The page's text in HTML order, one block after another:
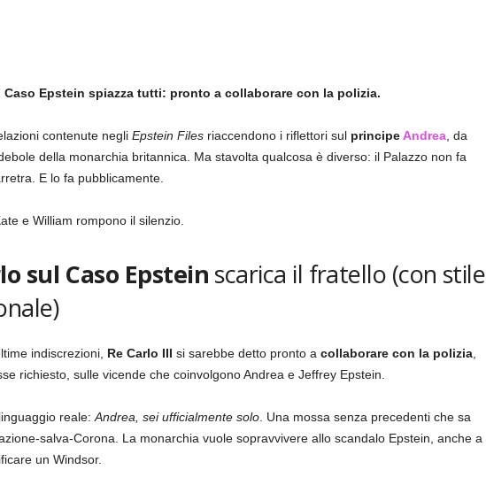
Caso Epstein spiazza tutti: pronto a collaborare con la polizia.
contenute negli Epstein Filesriaccendono i riflettori sul principeAndrea, da
della monarchia britannica. Ma stavolta qualcosa è diverso: il Palazzo non fa
E lo fa pubblicamente.
e William rompono il silenzio.
sul Caso Epstein scarica il fratello (con stile
indiscrezioni, Re Carlo III si sarebbe detto pronto a collaborare con la polizia,
richiesto, sulle vicende che coinvolgono Andrea e Jeffrey Epstein.
reale: Andrea, sei ufficialmente solo. Una mossa senza precedenti che sa
salva-Corona. La monarchia vuole sopravvivere allo scandalo Epstein, anche a
un Windsor.